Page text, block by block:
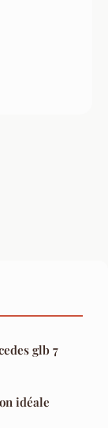
glb 7
idéale